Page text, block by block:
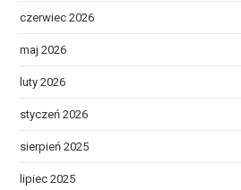
czerwiec 2026
maj 2026
luty 2026
styczeń 2026
sierpień 2025
lipiec 2025